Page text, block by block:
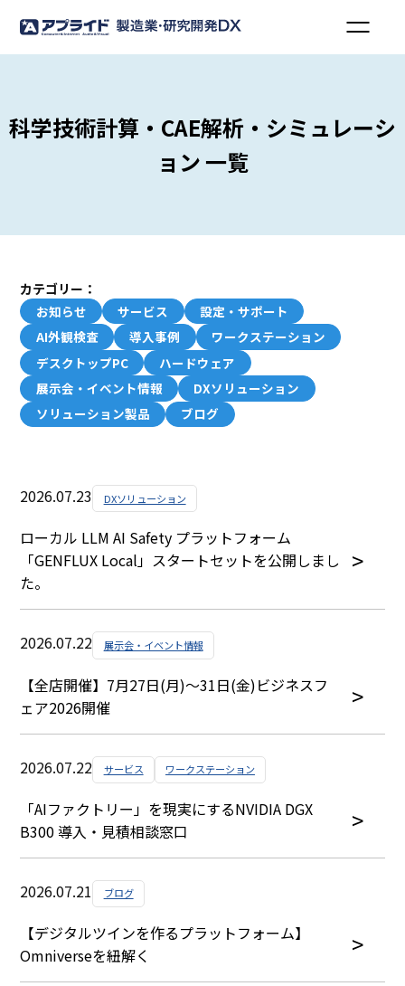
科学技術計算・CAE解析・シミュレーシ
ョン 一覧
カテゴリー：
お知らせ
サービス
設定・サポート
AI外観検査
導入事例
ワークステーション
デスクトップPC
ハードウェア
展示会・イベント情報
DXソリューション
ソリューション製品
ブログ
2026.07.23 DXソリューション
ローカル LLM AI Safety プラットフォーム
「GENFLUX Local」スタートセットを公開しまし
た。
2026.07.22 展示会・イベント情報
【全店開催】7月27日(月)～31日(金)ビジネスフ
ェア2026開催
2026.07.22 サービス ワークステーション
「AIファクトリー」を現実にするNVIDIA DGX
B300 導入・見積相談窓口
2026.07.21 ブログ
【デジタルツインを作るプラットフォーム】
Omniverseを紐解く